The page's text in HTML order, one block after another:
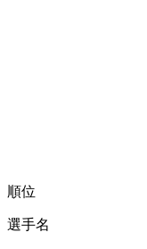
順位
選手名